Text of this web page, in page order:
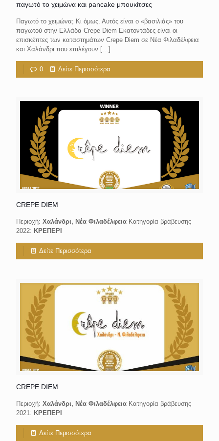
παγωτό το χειμώνα και pancake μπουκίτσες
Παγωτό το χειμώνα; Κι όμως. Αυτός είναι ο «βασιλιάς» του
παγωτού στην Ελλάδα Crepe Diem Εκατοντάδες είναι οι
επισκέπτες των καταστημάτων Crepe Diem σε Νέα Φιλαδέλφεια
και Χαλάνδρι που επιλέγουν […]
0 Δείτε Περισσότερα
CREPE DIEM
Περιοχή: Χαλάνδρι, Νέα Φιλαδέλφεια Κατηγορία βράβευσης
2022: ΚΡΕΠΕΡΙ
Δείτε Περισσότερα
CREPE DIEM
Περιοχή: Χαλάνδρι, Νέα Φιλαδέλφεια Κατηγορία βράβευσης
2021: ΚΡΕΠΕΡΙ
Δείτε Περισσότερα